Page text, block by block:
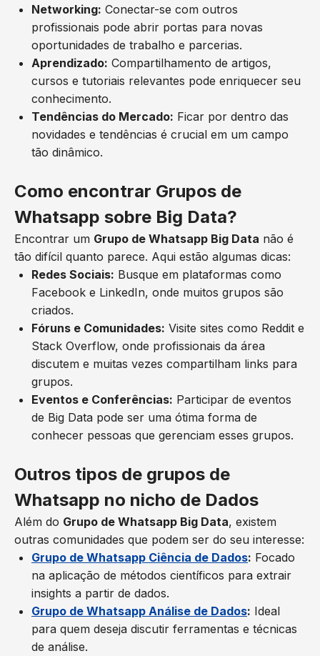
Networking: Conectar-se com outros
profissionais pode abrir portas para novas
oportunidades de trabalho e parcerias.
Aprendizado: Compartilhamento de artigos,
cursos e tutoriais relevantes pode enriquecer seu
conhecimento.
Tendências do Mercado: Ficar por dentro das
novidades e tendências é crucial em um campo
tão dinâmico.
Como encontrar Grupos de
Whatsapp sobre Big Data?
Encontrar um Grupo de Whatsapp Big Data não é
tão difícil quanto parece. Aqui estão algumas dicas:
Redes Sociais: Busque em plataformas como
Facebook e LinkedIn, onde muitos grupos são
criados.
Fóruns e Comunidades: Visite sites como Reddit e
Stack Overflow, onde profissionais da área
discutem e muitas vezes compartilham links para
grupos.
Eventos e Conferências: Participar de eventos
de Big Data pode ser uma ótima forma de
conhecer pessoas que gerenciam esses grupos.
Outros tipos de grupos de
Whatsapp no nicho de Dados
Além do Grupo de Whatsapp Big Data, existem
outras comunidades que podem ser do seu interesse:
Grupo de Whatsapp Ciência de Dados: Focado
na aplicação de métodos científicos para extrair
insights a partir de dados.
Grupo de Whatsapp Análise de Dados: Ideal
para quem deseja discutir ferramentas e técnicas
de análise.